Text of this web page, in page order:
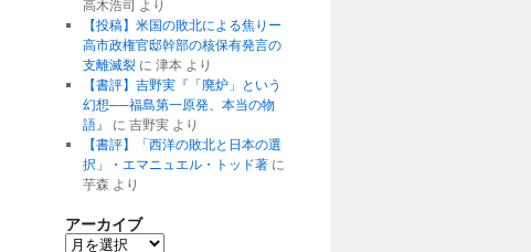
高木浩司 より
【投稿】米国の敗北による焦りー
高市政権官邸幹部の核保有発言の
支離滅裂に 津本より
【書評】吉野実『「廃炉」という
幻想──福島第一原発、本当の物
語』
に 吉野実より
【書評】「西洋の敗北と日本の選
択」・エマニュエル・トッド著に
芋森 より
アーカイブ
ア